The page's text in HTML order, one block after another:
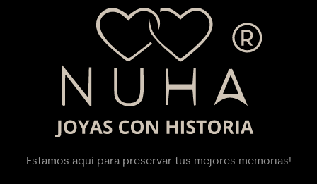
Estamos aquí para preservar tus mejores memorias!